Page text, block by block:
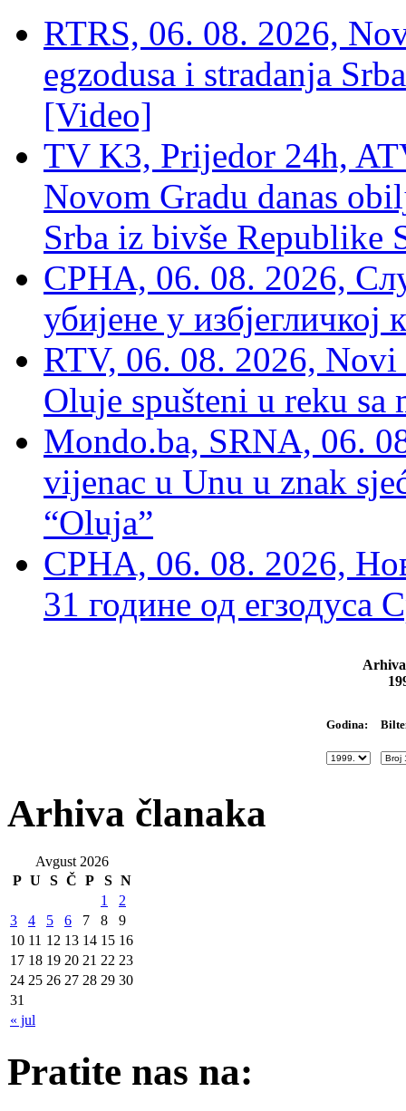
RTRS, 06. 08. 2026,
egzodusa i stradanja
[Video]
TV K3, Prijedor 24h,
Novom Gradu danas
Srba iz bivše Republike
СРНА, 06. 08. 2026,
убијене у избјегличкој
RTV, 06. 08. 2026, Novi
Oluje spušteni u reku sa
Mondo.ba, SRNA, 06.
vijenac u Unu u znak
“Oluja”
СРНА, 06. 08. 2026,
31 године од егзодуса
Godina:
Arhiva članaka
Avgust 2026
P U S Č P S N
« jul
1
2
3
4 5 6 7 8
9
10 11 12 13 14 15 16
17 18 19 20 21 22 23
24 25 26 27 28 29 30
31
Pratite nas na: